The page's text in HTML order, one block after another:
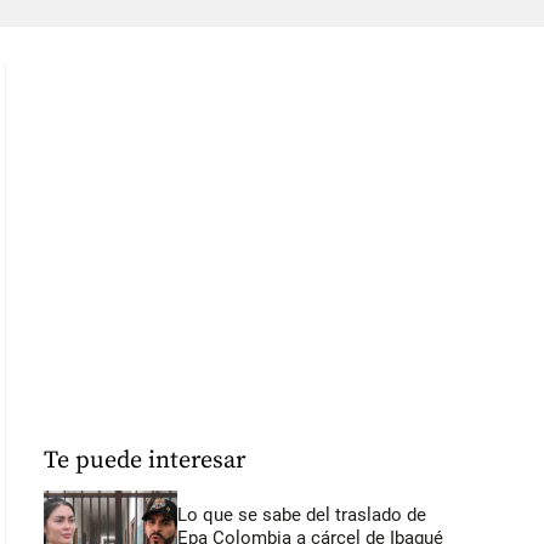
Te puede interesar
Lo que se sabe del traslado de
Epa Colombia a cárcel de Ibagué